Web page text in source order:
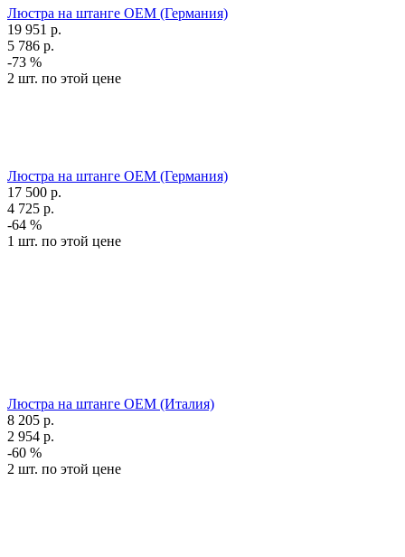
Люстра на штанге OEM (Германия)
19 951 р.
5 786 р.
-73 %
2 шт. по этой цене
Люстра на штанге OEM (Германия)
17 500 р.
4 725 р.
-64 %
1 шт. по этой цене
Люстра на штанге OEM (Италия)
8 205 р.
2 954 р.
-60 %
2 шт. по этой цене